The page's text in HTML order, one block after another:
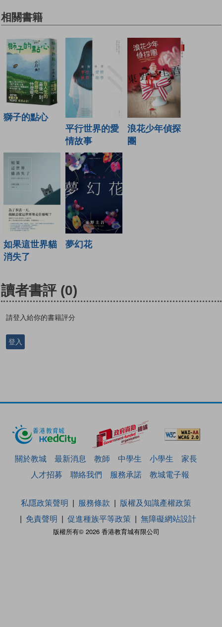
相關書籍
獅子的點心
平行世界的愛
情故事
浪花少年偵探
團
如果這世界貓
消失了
夢幻花
讀者書評 (0)
請登入給你的書籍評分
登入
關於教城 最新消息 教師 中學生 小學生
家長
人才招募
聯絡我們 服務承諾 教城電子報
版權所有© 2026 香港教育城有限公司
私隱政策聲明 服務條款
版權及知識產權政策
免責聲明
促進種族平等政策 無障礙網站設計